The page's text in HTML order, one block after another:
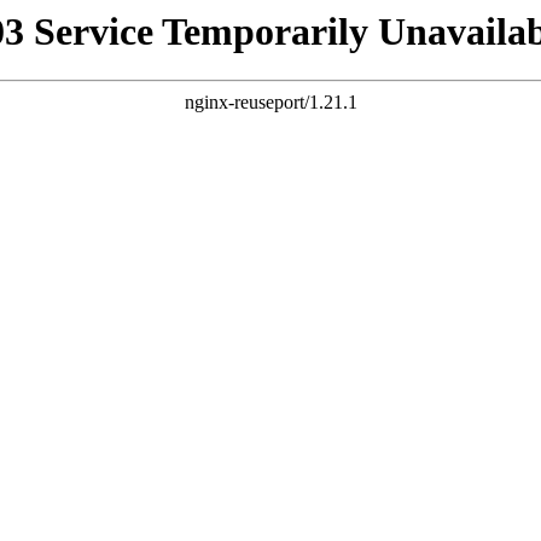
Service Temporarily
nginx-reuseport/1.21.1